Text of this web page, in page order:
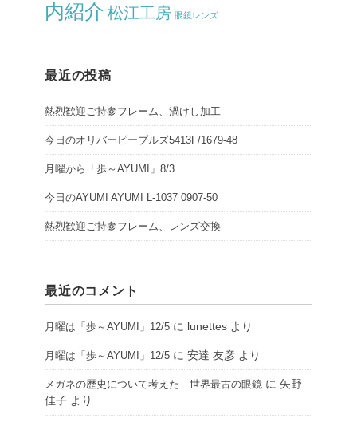
内紹介 松江工房 眼鏡レンズ
最近の投稿
熱烈歓迎ご持参フレーム、渦けし加工
今日のオリバーピープルズ5413F/1679-48
月曜から「歩～AYUMI」8/3
今日のAYUMI AYUMI L-1037 0907-50
熱烈歓迎ご持参フレーム、レンズ交換
最近のコメント
月曜は「歩～AYUMI」12/5 に lunettes より
月曜は「歩～AYUMI」12/5 に 安達 友彦 より
メガネの歴史について考えた 世界最古の眼鏡 に 矢野
佳子 より